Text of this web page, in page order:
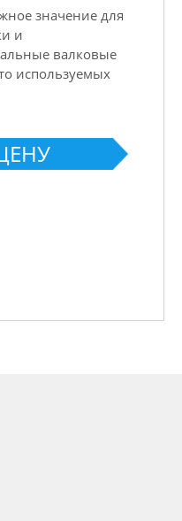
значение для
и
валковые
используемых